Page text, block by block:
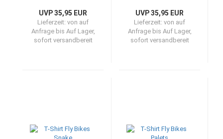
UVP 35,95 EUR
Lieferzeit: von auf
Anfrage bis Auf Lager,
sofort versandbereit
UVP 35,95 EUR
Lieferzeit: von auf
Anfrage bis Auf Lager,
sofort versandbereit